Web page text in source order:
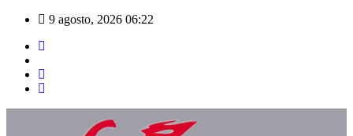
Saltar
contenido
9 agosto, 2026 06:22